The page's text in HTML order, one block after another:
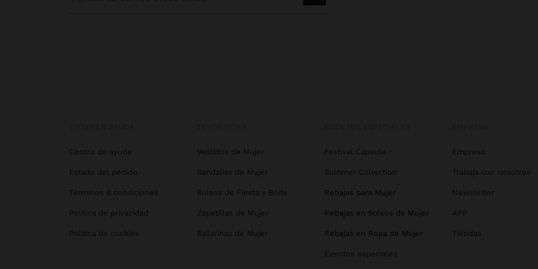
Centro de ayuda
Estado del pedido
Términos & condiciones
Política de privacidad
Política de cookies
Vestidos de Mujer
Sandalias de Mujer
Bolsos de Fiesta y Boda
Zapatillas de Mujer
Bailarinas de Mujer
Festival Capsule
Summer Collection
Rebajas para Mujer
Rebajas en Bolsos de Mujer
Rebajas en Ropa de Mujer
Eventos especiales
Empresa
Trabaja con nosotros
Newsletter
APP
Tiendas